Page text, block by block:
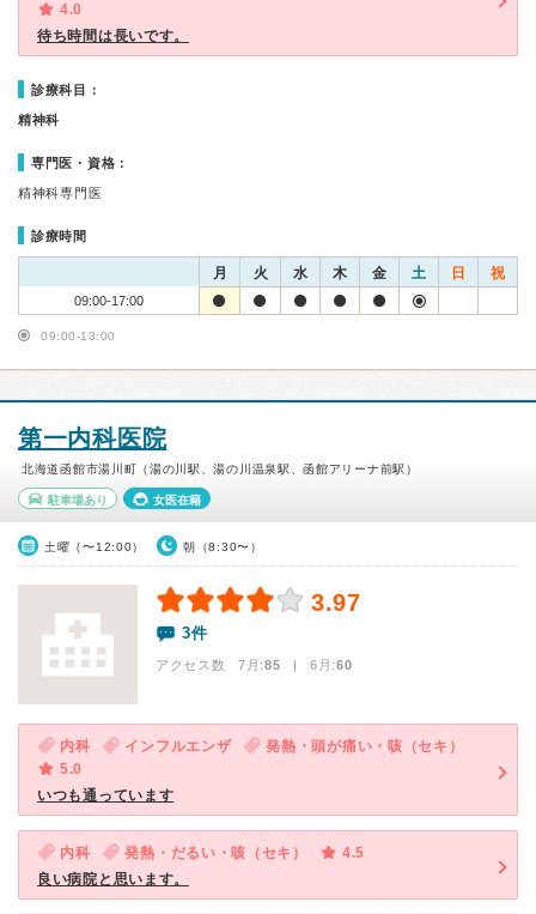
4.0
待ち時間は長いです。
診療科目：
精神科
専門医・資格：
精神科専門医
診療時間
月 火 水 木 金 土 日 祝
09:00-17:00
09:00-13:00
第一内科医院
北海道函館市湯川町（湯の川駅、湯の川温泉駅、函館アリーナ前駅）
駐車場あり 女医在籍
土曜（〜12:00） 朝（8:30〜）
3.97
3件
アクセス数 7月:85 | 6月:60
内科 インフルエンザ
発熱・頭が痛い・咳（セキ）
5.0
いつも通っています
内科 発熱・だるい・咳（セキ）
4.5
良い病院と思います。